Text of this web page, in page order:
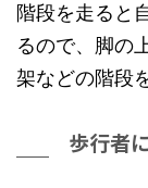
階段を走ると
るので、脚の
架などの階段
歩行者